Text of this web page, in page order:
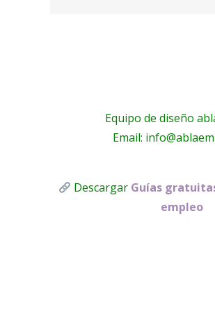
Equipo de diseño
Email:
Descargar Guías
empleo